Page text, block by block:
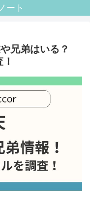
ート
兄弟はいる？